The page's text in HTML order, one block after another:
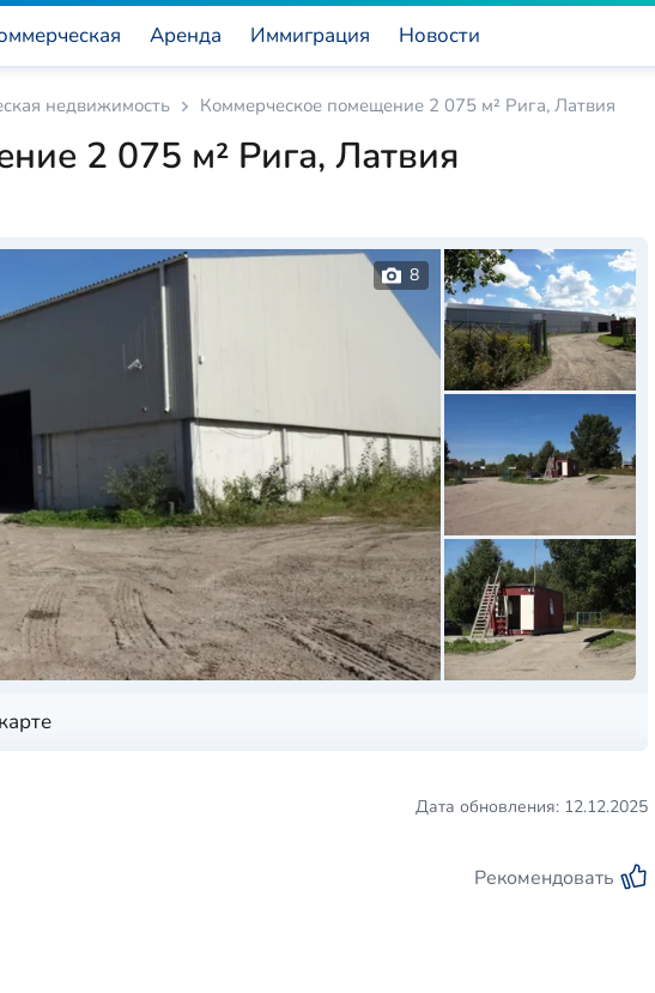
Аренда Иммиграция Новости
недвижимость Коммерческое помещение 2 075 м² Рига, Латвия
2 075 м² Рига, Латвия
8
Дата обновления: 12.12.2025
Рекомендовать